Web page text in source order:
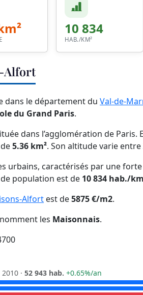
10 834
HAB./KM²
Alfort
dans le département du Val-de-
du Grand Paris.
dans l’agglomération de Paris.
5.36 km². Son altitude varie entre
urbains, caractérisés par une
population est de 10 834 hab./
Alfort est de5875 €/m2.
les Maisonnais.
2010 · 52 943 hab. +0.65%/an